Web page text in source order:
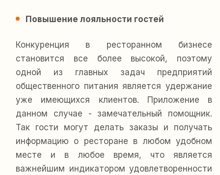
Повышение лояльности гостей
Конкуренция в ресторанном бизнесе
становится все более высокой, поэтому
одной из главных задач предприятий
общественного питания является удержание
уже имеющихся клиентов. Приложение в
данном случае - замечательный помощник.
Так гости могут делать заказы и получать
информацию о ресторане в любом удобном
месте и в любое время, что является
важнейшим индикатором удовлетворенности